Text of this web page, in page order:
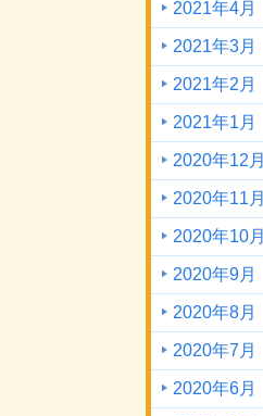
2021年4月
2021年3月
2021年2月
2021年1月
2020年12月
2020年11月
2020年10月
2020年9月
2020年8月
2020年7月
2020年6月